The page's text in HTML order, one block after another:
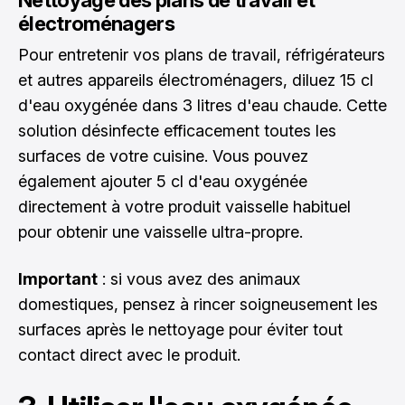
électroménagers
Pour entretenir vos plans de travail, réfrigérateurs
et autres appareils électroménagers, diluez 15 cl
d'eau oxygénée dans 3 litres d'eau chaude. Cette
solution désinfecte efficacement toutes les
surfaces de votre cuisine. Vous pouvez
également ajouter 5 cl d'eau oxygénée
directement à votre produit vaisselle habituel
pour obtenir une vaisselle ultra-propre.
Important : si vous avez des animaux
domestiques, pensez à rincer soigneusement les
surfaces après le nettoyage pour éviter tout
contact direct avec le produit.